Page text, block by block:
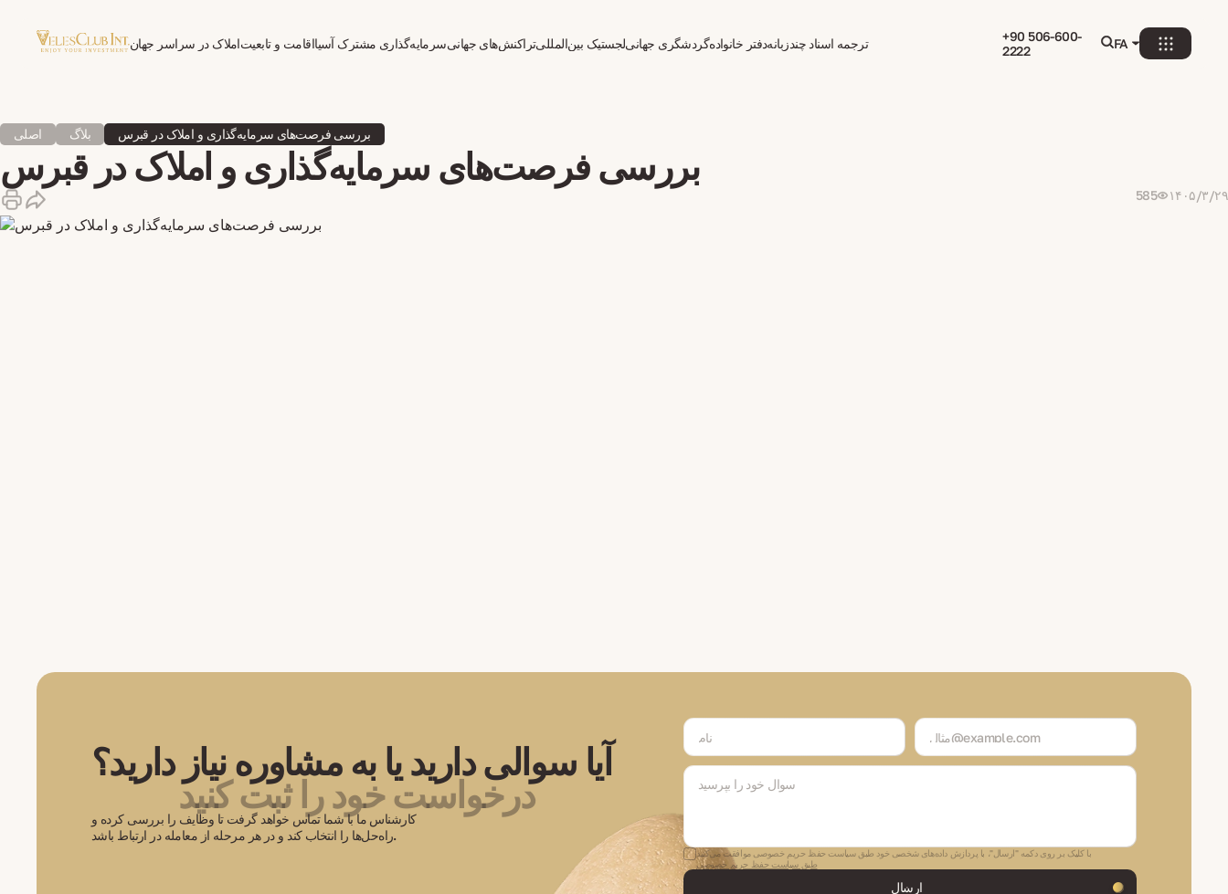
املاک در سراسر جهاناقامت و تابعیتسرمایه‌گذاری مشترک آسیاتراکنش‌های جهانیلجستیک بین‌المللیگردشگری جهانیدفتر خانوادهترجمه اسناد چندزبانه
+90 506-600-
2222
FA
اصلی بلاگ بررسی فرصت‌های سرمایه‌گذاری و املاک در قبرس
بررسی فرصت‌های سرمایه‌گذاری و املاک در قبرس
585 ۱۴۰۵/۳/۲۹
آیا سوالی دارید یا به مشاوره نیاز دارید؟
درخواست خود را ثبت کنید
کارشناس ما با شما تماس خواهد گرفت تا وظایف را بررسی کرده و
راه‌حل‌ها را انتخاب کند و در هر مرحله از معامله در ارتباط باشد.
با کلیک بر روی دکمه "ارسال"، با پردازش داده‌های شخصی خود طبق سیاست حفظ حریم خصوصی موافقت می‌کنید
طبق سیاست حفظ حریم خصوصی
ارسال